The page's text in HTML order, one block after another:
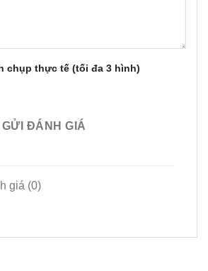
chụp thực tế (tối đa 3 hình)
GỬI ĐÁNH GIÁ
giá (0)